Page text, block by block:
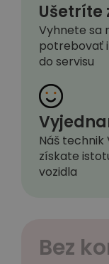
Ušetríte
Vyhnete sa
potrebovať
do servisu
Náš technik
získate
vozidla
Bez